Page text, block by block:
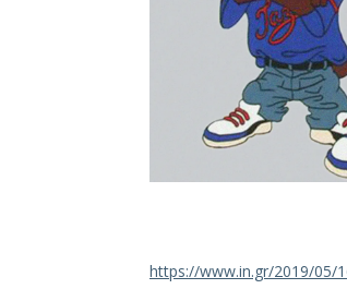
https://www.in.gr/2019/05/